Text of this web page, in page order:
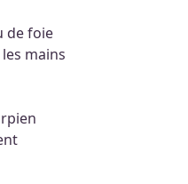
de foie
mains